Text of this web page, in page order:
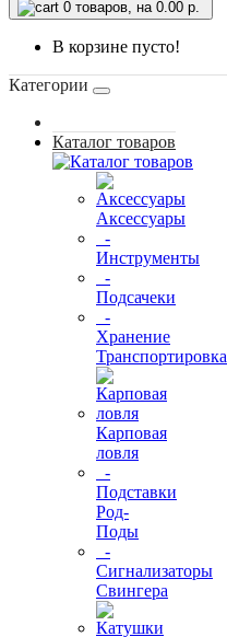
0 товаров, на 0.00 р.
В корзине пусто!
Категории
Каталог товаров
Аксессуары
-
Инструменты
-
Подсачеки
-
Хранение
Транспортировка
Карповая
ловля
-
Подставки
Род-
Поды
-
Сигнализаторы
Свингера